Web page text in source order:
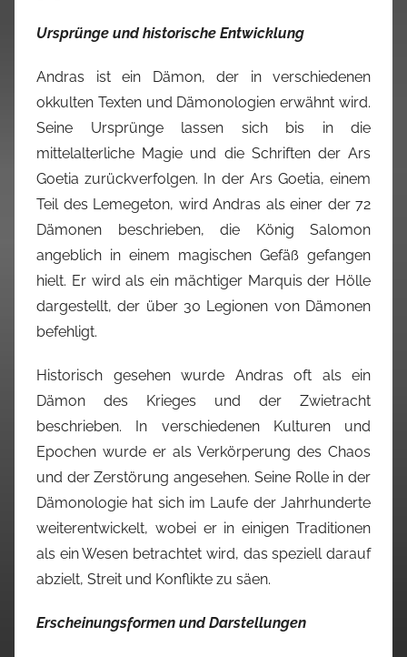
Ursprünge und historische Entwicklung
Andras ist ein Dämon, der in verschiedenen
okkulten Texten und Dämonologien erwähnt wird.
Seine Ursprünge lassen sich bis in die
mittelalterliche Magie und die Schriften der Ars
Goetia zurückverfolgen. In der Ars Goetia, einem
Teil des Lemegeton, wird Andras als einer der 72
Dämonen beschrieben, die König Salomon
angeblich in einem magischen Gefäß gefangen
hielt. Er wird als ein mächtiger Marquis der Hölle
dargestellt, der über 30 Legionen von Dämonen
befehligt.
Historisch gesehen wurde Andras oft als ein
Dämon des Krieges und der Zwietracht
beschrieben. In verschiedenen Kulturen und
Epochen wurde er als Verkörperung des Chaos
und der Zerstörung angesehen. Seine Rolle in der
Dämonologie hat sich im Laufe der Jahrhunderte
weiterentwickelt, wobei er in einigen Traditionen
als ein Wesen betrachtet wird, das speziell darauf
abzielt, Streit und Konflikte zu säen.
Erscheinungsformen und Darstellungen